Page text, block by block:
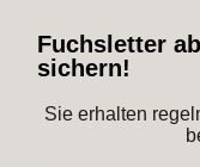
Fuchsletter
sichern!
Sie erhalten